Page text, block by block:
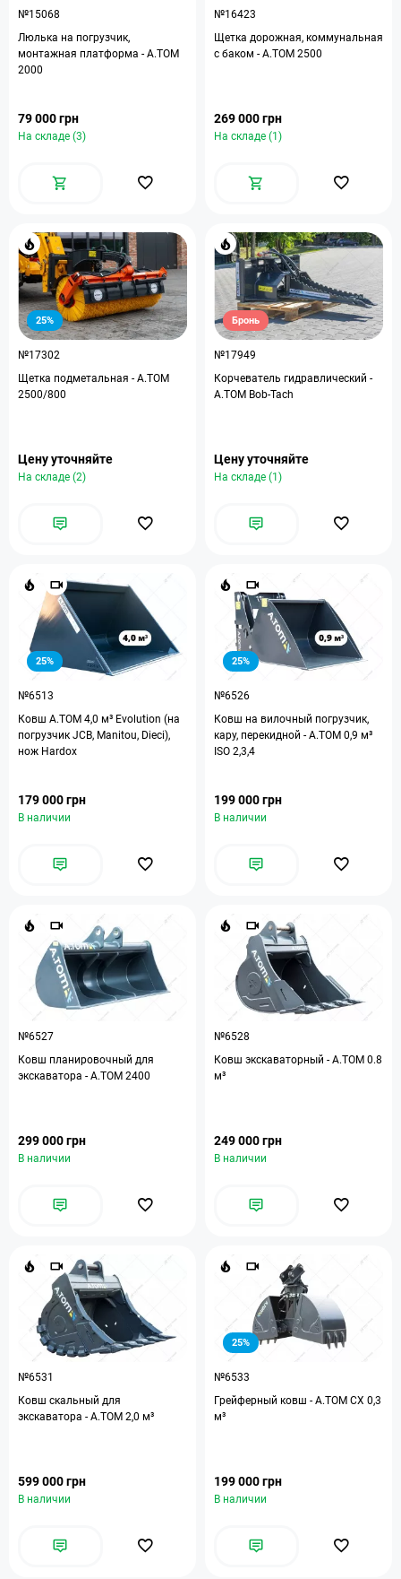
№15068
Люлька на погрузчик,
монтажная платформа - А.ТОМ
2000
79 000 грн
На складе (3)
№16423
Щетка дорожная, коммунальная
с баком - А.ТОМ 2500
269 000 грн
На складе (1)
25%
№17302
Щетка подметальная - A.TOM
2500/800
Цену уточняйте
На складе (2)
Бронь
№17949
Корчеватель гидравлический -
A.TOM Bob-Tach
Цену уточняйте
На складе (1)
25%
№6513
Ковш A.TOM 4,0 м³ Evolution (на
погрузчик JCB, Manitou, Dieci),
нож Hardox
179 000 грн
В наличии
25%
№6526
Ковш на вилочный погрузчик,
кару, перекидной - А.ТОМ 0,9 м³
ISO 2,3,4
199 000 грн
В наличии
№6527
Ковш планировочный для
экскаватора - А.ТОМ 2400
299 000 грн
В наличии
№6528
Ковш экскаваторный - A.TOM 0.8
м³
249 000 грн
В наличии
№6531
Ковш скальный для
экскаватора - A.TOM 2,0 м³
599 000 грн
В наличии
25%
№6533
Грейферный ковш - A.TOM CX 0,3
м³
199 000 грн
В наличии